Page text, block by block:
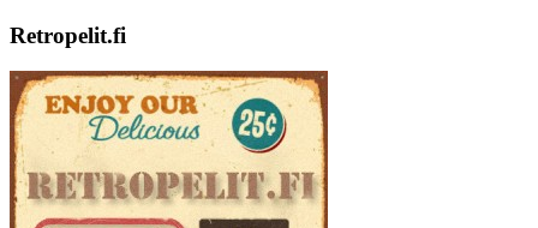
Retropelit.fi